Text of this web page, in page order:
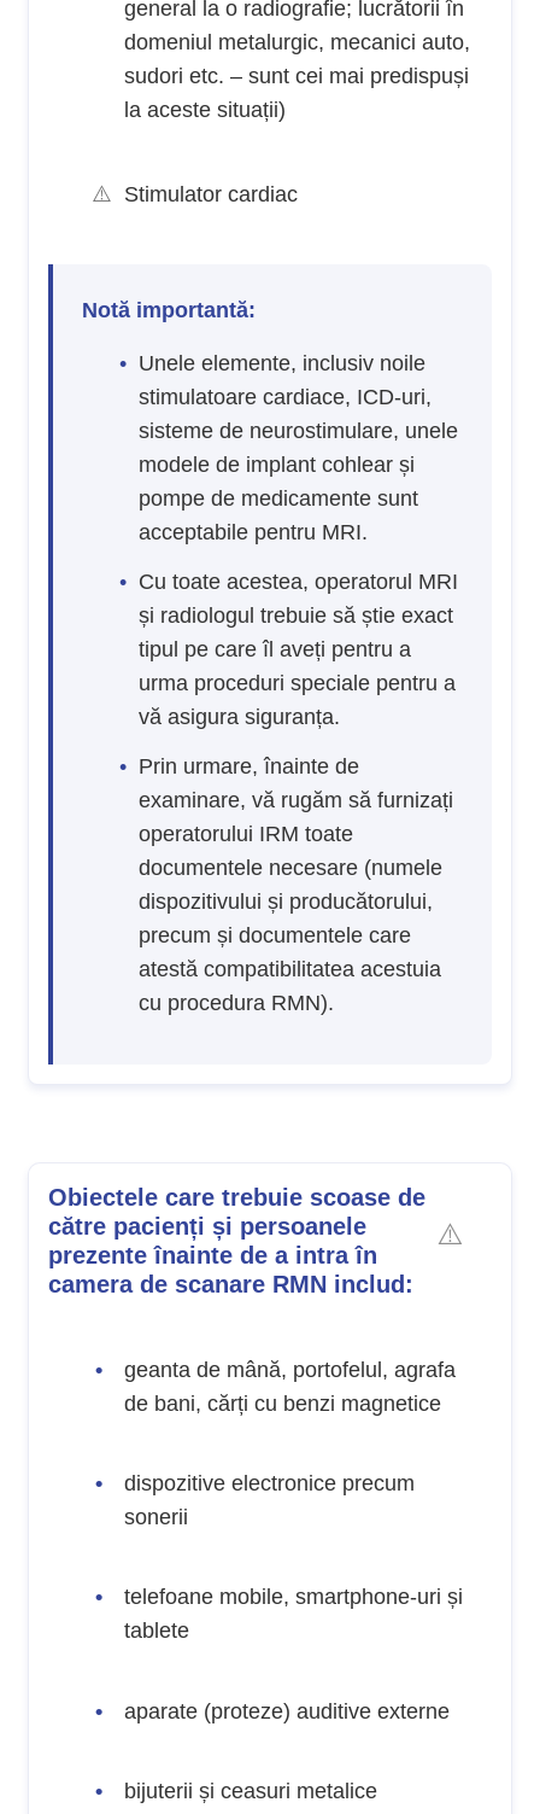
general la o radiografie; lucrătorii în
domeniul metalurgic, mecanici auto,
sudori etc. – sunt cei mai predispuși
la aceste situații)
Stimulator cardiac
Notă importantă:
Unele elemente, inclusiv noile
stimulatoare cardiace, ICD-uri,
sisteme de neurostimulare, unele
modele de implant cohlear și
pompe de medicamente sunt
acceptabile pentru MRI.
Cu toate acestea, operatorul MRI
și radiologul trebuie să știe exact
tipul pe care îl aveți pentru a
urma proceduri speciale pentru a
vă asigura siguranța.
Prin urmare, înainte de
examinare, vă rugăm să furnizați
operatorului IRM toate
documentele necesare (numele
dispozitivului și producătorului,
precum și documentele care
atestă compatibilitatea acestuia
cu procedura RMN).
Obiectele care trebuie scoase de
către pacienți și persoanele
prezente înainte de a intra în
camera de scanare RMN includ:
geanta de mână, portofelul, agrafa
de bani, cărți cu benzi magnetice
dispozitive electronice precum
sonerii
telefoane mobile, smartphone-uri și
tablete
aparate (proteze) auditive externe
bijuterii și ceasuri metalice